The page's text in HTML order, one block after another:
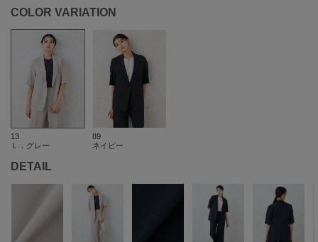
COLOR VARIATION
13
Ｌ．グレー
89
ネイビー
DETAIL